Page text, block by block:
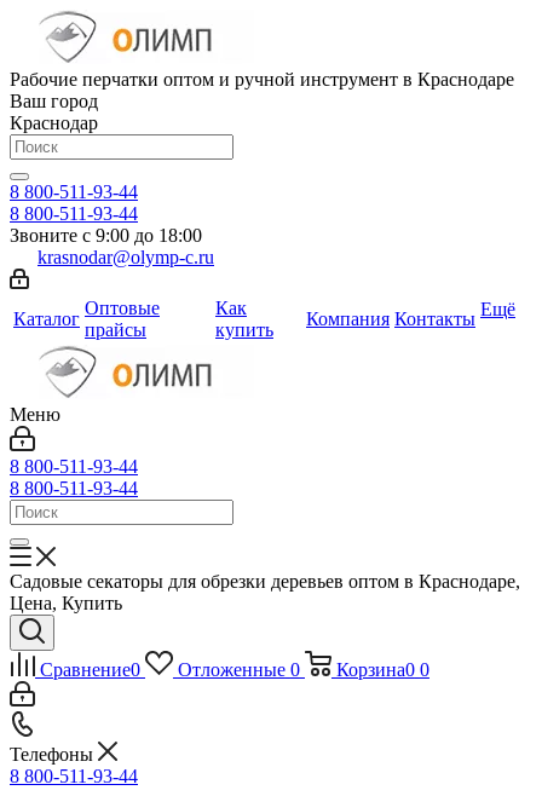
Рабочие перчатки оптом и ручной инструмент в Краснодаре
Ваш город
Краснодар
8 800-511-93-44
8 800-511-93-44
Звоните с 9:00 до 18:00
krasnodar@olymp-c.ru
Каталог
Оптовые
прайсы
Как
купить
Компания Контакты Ещё
Меню
8 800-511-93-44
8 800-511-93-44
Садовые секаторы для обрезки деревьев оптом в Краснодаре,
Цена, Купить
Сравнение0 Отложенные 0 Корзина0 0
Телефоны
8 800-511-93-44